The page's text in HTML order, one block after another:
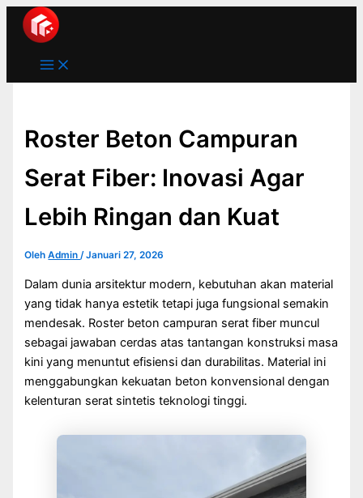
Lewati
konten
Main
Menu
Roster Beton Campuran
Serat Fiber: Inovasi Agar
Lebih Ringan dan Kuat
OlehAdmin/Januari 27, 2026
Dalam dunia arsitektur modern, kebutuhan akan material
yang tidak hanya estetik tetapi juga fungsional semakin
mendesak. Roster beton campuran serat fiber muncul
sebagai jawaban cerdas atas tantangan konstruksi masa
kini yang menuntut efisiensi dan durabilitas. Material ini
menggabungkan kekuatan beton konvensional dengan
kelenturan serat sintetis teknologi tinggi.